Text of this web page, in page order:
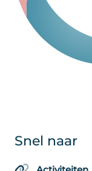
Snel naar